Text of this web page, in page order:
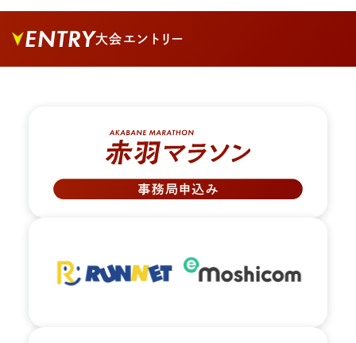
02. 1番街商店街への道を入り、真っすぐ進みます。
03. 商店街を進み、矢印の方向へ左手に進みます。
ENTRY大会エントリー